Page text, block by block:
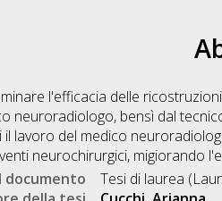
l'efficacia delle
neuroradiologo, bensì dal
il lavoro del medico
neurochirurgici, migiorando
documento
Tesi di laurea